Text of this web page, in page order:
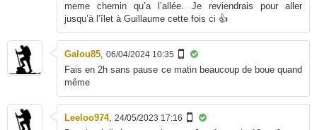
meme chemin qu’a l’allée. Je reviendrais pour aller
jusqu’à l’îlet à Guillaume cette fois ci 👍
Galou85, 06/04/2024 10:35
Fais en 2h sans pause ce matin beaucoup de boue quand
même
Leeloo974, 24/05/2023 17:16